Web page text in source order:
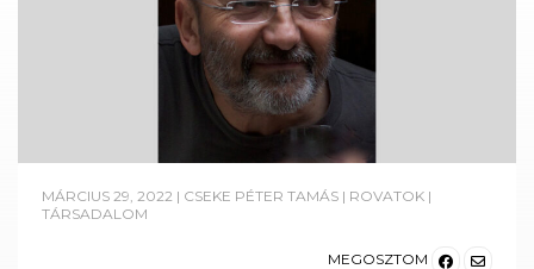
MÁRCIUS 29, 2022 | CSEKE PÉTER TAMÁS | ROVATOK |
TÁRSADALOM
MEGOSZTOM